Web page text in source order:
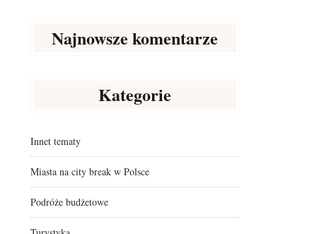
Najnowsze komentarze
Kategorie
Innet tematy
Miasta na city break w Polsce
Podróże budżetowe